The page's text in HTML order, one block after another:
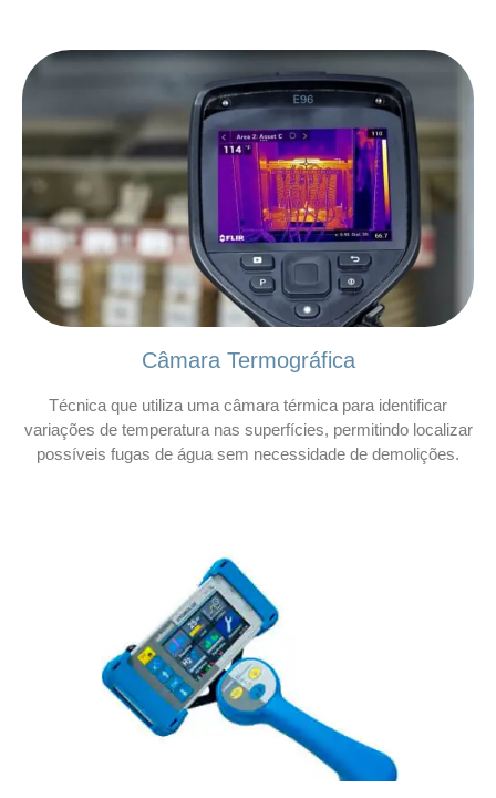
Câmara Termográfica
Técnica que utiliza uma câmara térmica para identificar
variações de temperatura nas superfícies, permitindo localizar
possíveis fugas de água sem necessidade de demolições.